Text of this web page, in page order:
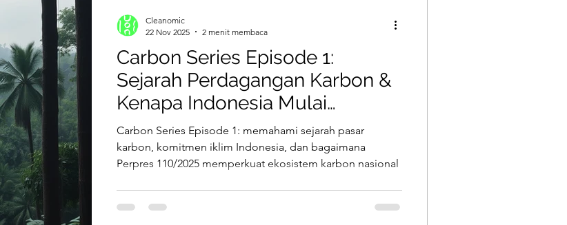
Carbon Series Episode 1:
Sejarah Perdagangan Karbon &
Kenapa Indonesia Mulai
Gaspol?
Carbon Series Episode 1: memahami sejarah pasar
karbon, komitmen iklim Indonesia, dan bagaimana
Perpres 110/2025 memperkuat ekosistem karbon nasional
Cleanomic
22 Nov 2025
2 menit membaca